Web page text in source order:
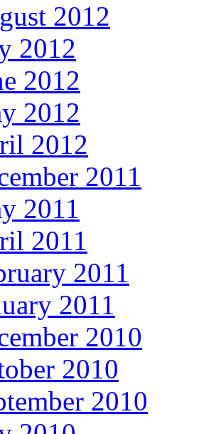
2012
2012
2012
2012
2012
2011
2011
2011
2011
2011
2010
2010
2010